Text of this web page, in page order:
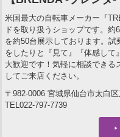
米国最大の自転車メーカー『
ドを取り扱うショップです。
を約50台展示しております。
をしたりと『見て』『体感して
大歓迎です！気軽に相談でき
してご来店ください。
〒982-0006 宮城県仙台市太白
TEL022-797-7739